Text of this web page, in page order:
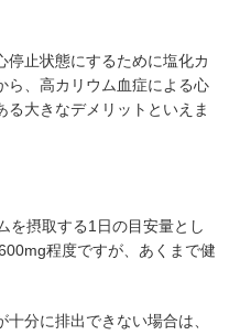
停止状態にするために塩化カ
ら、高カリウム血症による心
大きなデメリットといえま
を摂取する1日の目安量とし
程度ですが、あくまで健
分に排出できない場合は、